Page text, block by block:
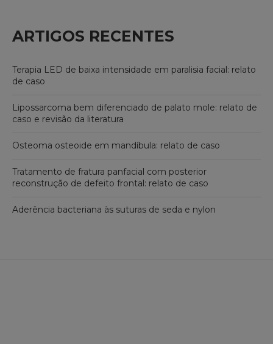
ARTIGOS RECENTES
Terapia LED de baixa intensidade em paralisia facial: relato
de caso
Lipossarcoma bem diferenciado de palato mole: relato de
caso e revisão da literatura
Osteoma osteoide em mandíbula: relato de caso
Tratamento de fratura panfacial com posterior
reconstrução de defeito frontal: relato de caso
Aderência bacteriana às suturas de seda e nylon